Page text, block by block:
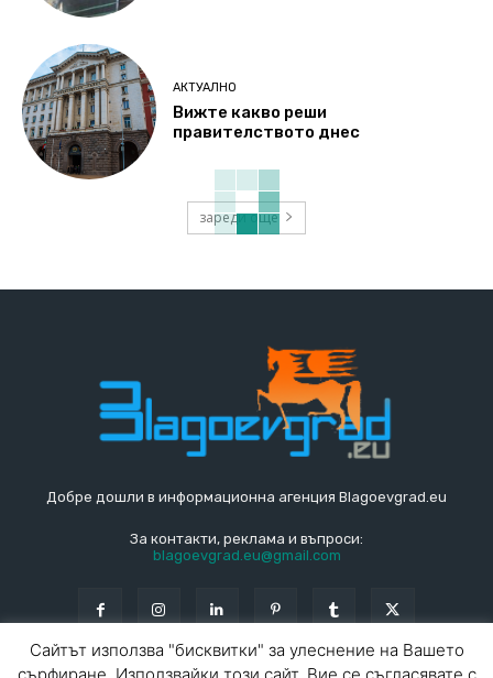
АКТУАЛНО
Вижте какво реши
правителството днес
зареди още
Добре дошли в информационна агенция Blagoevgrad.eu
За контакти, реклама и въпроси:
blagoevgrad.eu@gmail.com
Сайтът използва "бисквитки" за улеснение на Вашето